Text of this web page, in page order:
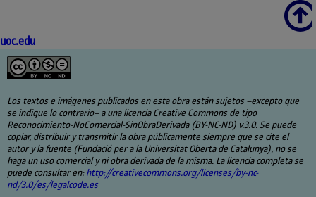
Scroll
uoc.edu
Los textos e imágenes publicados en esta obra están sujetos –excepto que
se indique lo contrario– a una licencia Creative Commons de tipo
Reconocimiento-NoComercial-SinObraDerivada (BY-NC-ND) v.3.0. Se puede
copiar, distribuir y transmitir la obra públicamente siempre que se cite el
autor y la fuente (Fundació per a la Universitat Oberta de Catalunya), no se
haga un uso comercial y ni obra derivada de la misma. La licencia completa se
puede consultar en: http://creativecommons.org/licenses/by-nc-
nd/3.0/es/legalcode.es